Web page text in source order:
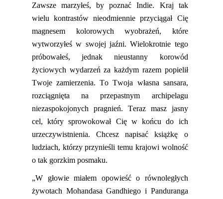
Zawsze marzyłeś, by poznać Indie. Kraj tak
wielu kontrastów nieodmiennie przyciągał Cię
magnesem kolorowych wyobrażeń, które
wytworzyłeś w swojej jaźni. Wielokrotnie tego
próbowałeś, jednak nieustanny korowód
życiowych wydarzeń za każdym razem popielił
Twoje zamierzenia. To Twoja własna sansara,
rozciągnięta na przepastnym archipelagu
niezaspokojonych pragnień. Teraz masz jasny
cel, który sprowokował Cię w końcu do ich
urzeczywistnienia. Chcesz napisać książkę o
ludziach, którzy przynieśli temu krajowi wolność
o tak gorzkim posmaku.
„W głowie miałem opowieść o równoległych
żywotach Mohandasa Gandhiego i Panduranga